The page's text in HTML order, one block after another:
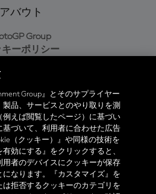
アバウト
Group
キーポリシー
シーポリシー
入ポリシー
シャルアプリ
Group』とそのサプライヤー
品、サービスとのやり取りを測
例えば閲覧したページ）に基づい
づいて、利用者に合わせた広告
（クッキー）』や同様の技術を
効にする』をクリックすると、
用者のデバイスにクッキーが保存
なります。『カスタマイズ』を
拒否するクッキーのカテゴリを